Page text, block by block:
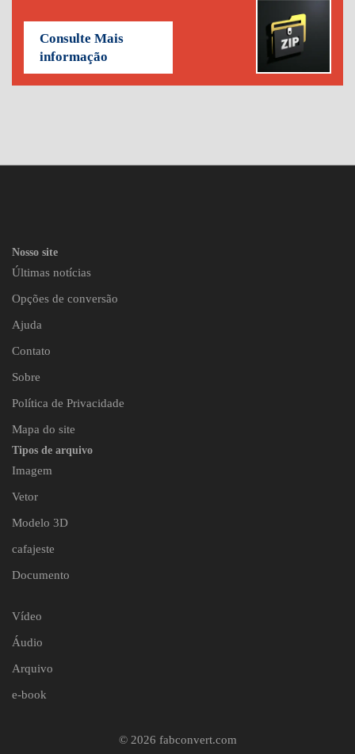
Consulte Mais
informação
Nosso site
Últimas notícias
Opções de conversão
Ajuda
Contato
Sobre
Política de Privacidade
Mapa do site
Tipos de arquivo
Imagem
Vetor
Modelo 3D
cafajeste
Documento
Vídeo
Áudio
Arquivo
e-book
© 2026 fabconvert.com